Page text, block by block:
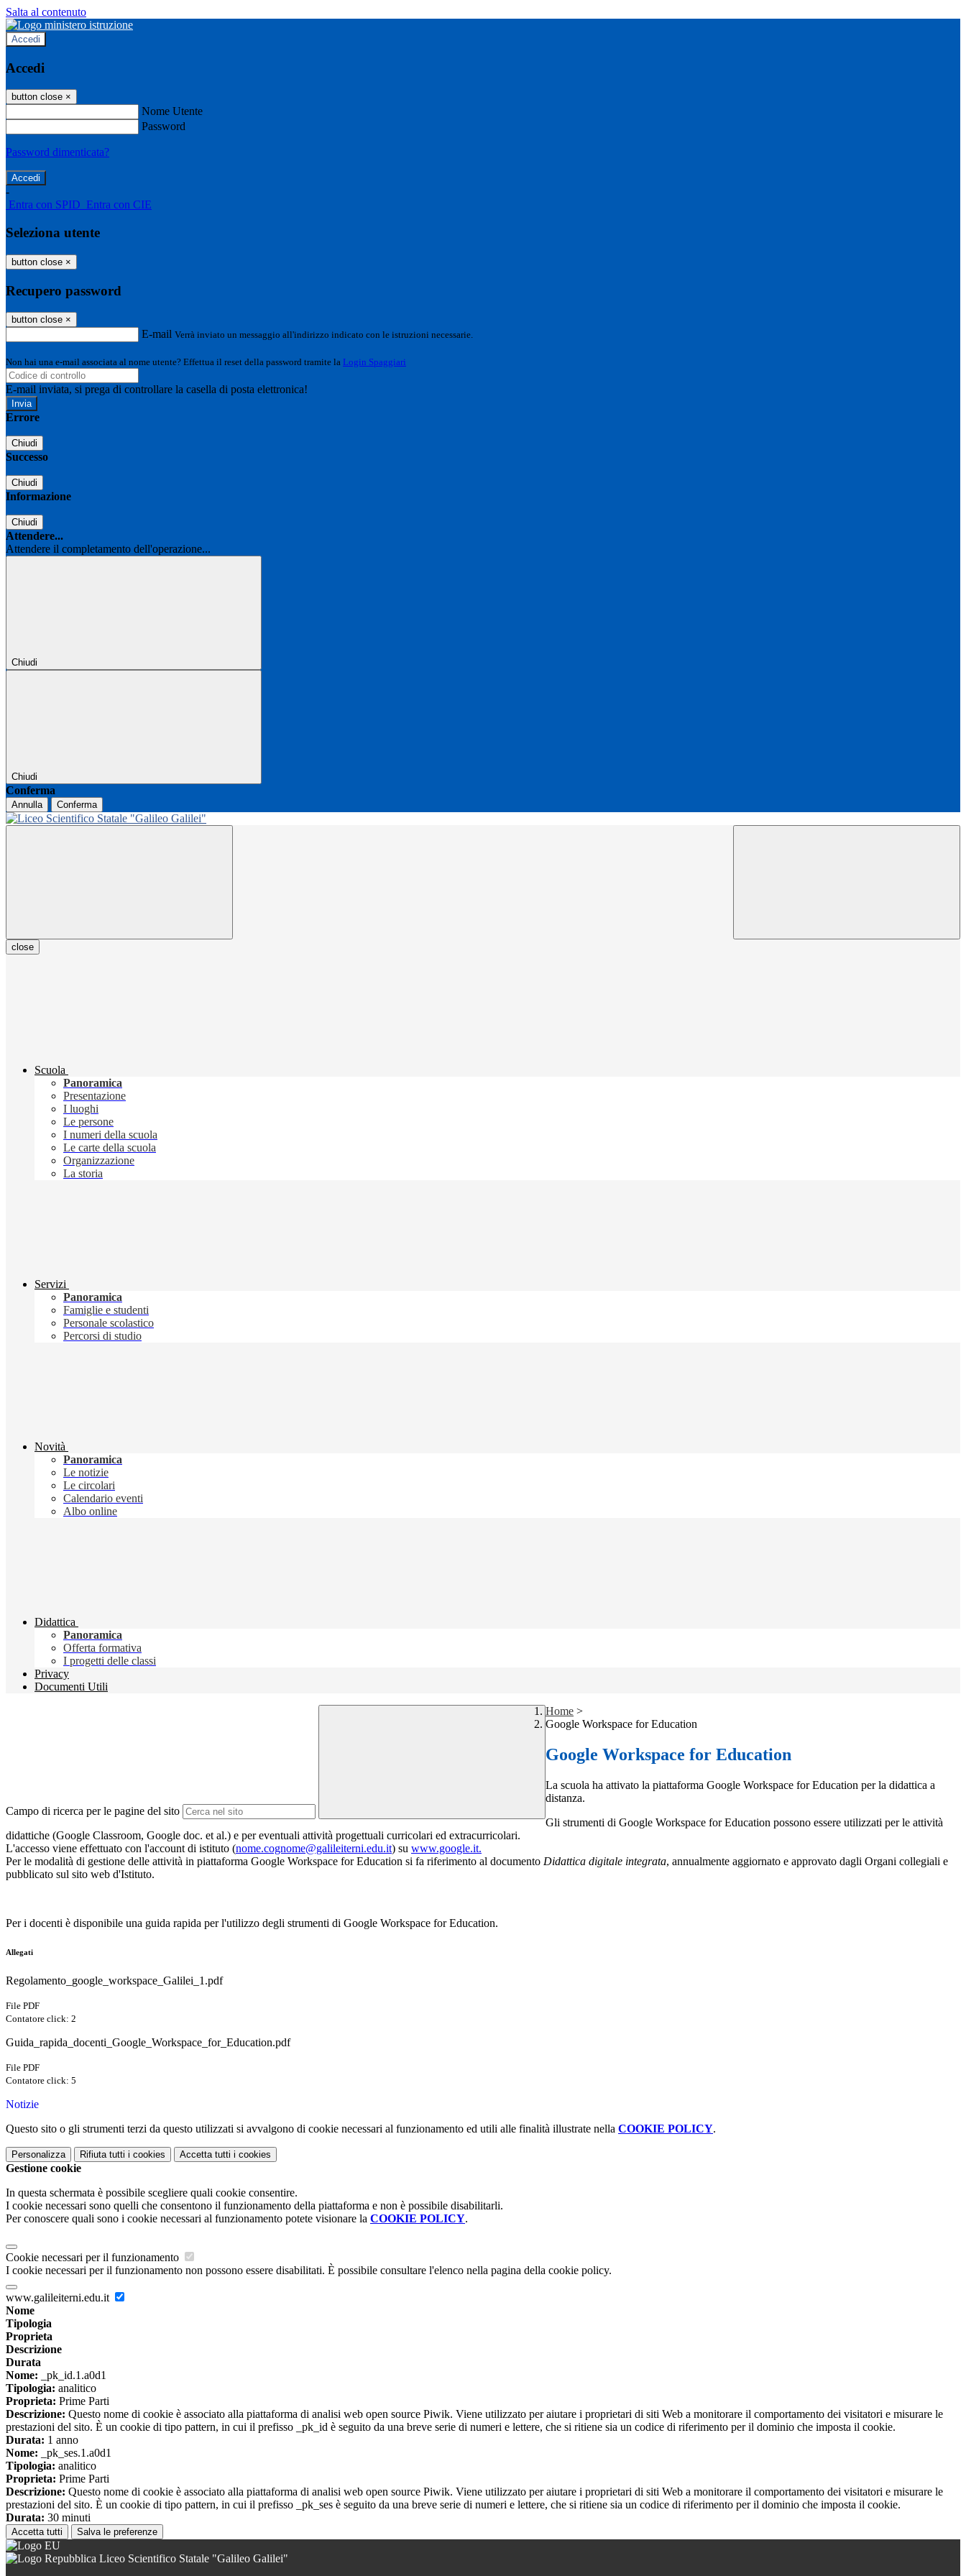
Salta al contenuto
Accedi
Accedi
button close ×
Nome Utente
Password
Password dimenticata?
-
Entra con SPID Entra con CIE
Seleziona utente
button close ×
Recupero password
button close ×
E-mail Verrà inviato un messaggio all'indirizzo indicato con le istruzioni necessarie.
Non hai una e-mail associata al nome utente? Effettua il reset della password tramite la Login Spaggiari
E-mail inviata, si prega di controllare la casella di posta elettronica!
Errore
Chiudi
Successo
Chiudi
Informazione
Chiudi
Attendere...
Attendere il completamento dell'operazione...
Chiudi
Chiudi
Conferma
Annulla Conferma
close
Scuola
Panoramica
Presentazione
I luoghi
Le persone
I numeri della scuola
Le carte della scuola
Organizzazione
La storia
Servizi
Panoramica
Famiglie e studenti
Personale scolastico
Percorsi di studio
Novità
Panoramica
Le notizie
Le circolari
Calendario eventi
Albo online
Didattica
Panoramica
Offerta formativa
I progetti delle classi
Privacy
Documenti Utili
Campo di ricerca per le pagine del sito
Home >
Google Workspace for Education
Google Workspace for Education
La scuola ha attivato la piattaforma Google Workspace for Education per la didattica a
distanza.
Gli strumenti di Google Workspace for Education possono essere utilizzati per le attività
didattiche (Google Classroom, Google doc. et al.) e per eventuali attività progettuali curricolari ed extracurricolari.
L'accesso viene effettuato con l'account di istituto (nome.cognome@galileiterni.edu.it) su www.google.it.
Per le modalità di gestione delle attività in piattaforma Google Workspace for Education si fa riferimento al documento Didattica digitale integrata, annualmente aggiornato e approvato dagli Organi collegiali e
pubblicato sul sito web d'Istituto.
Per i docenti è disponibile una guida rapida per l'utilizzo degli strumenti di Google Workspace for Education.
Allegati
Regolamento_google_workspace_Galilei_1.pdf
File PDF
Contatore click: 2
Guida_rapida_docenti_Google_Workspace_for_Education.pdf
File PDF
Contatore click: 5
Notizie
Questo sito o gli strumenti terzi da questo utilizzati si avvalgono di cookie necessari al funzionamento ed utili alle finalità illustrate nella COOKIE POLICY.
Personalizza Rifiuta tutti i cookies Accetta tutti i cookies
Gestione cookie
In questa schermata è possibile scegliere quali cookie consentire.
I cookie necessari sono quelli che consentono il funzionamento della piattaforma e non è possibile disabilitarli.
Per conoscere quali sono i cookie necessari al funzionamento potete visionare la COOKIE POLICY.
Cookie necessari per il funzionamento
I cookie necessari per il funzionamento non possono essere disabilitati. È possibile consultare l'elenco nella pagina della cookie policy.
www.galileiterni.edu.it
Nome
Tipologia
Proprieta
Descrizione
Durata
Nome: _pk_id.1.a0d1
Tipologia: analitico
Proprieta: Prime Parti
Descrizione: Questo nome di cookie è associato alla piattaforma di analisi web open source Piwik. Viene utilizzato per aiutare i proprietari di siti Web a monitorare il comportamento dei visitatori e misurare le
prestazioni del sito. È un cookie di tipo pattern, in cui il prefisso _pk_id è seguito da una breve serie di numeri e lettere, che si ritiene sia un codice di riferimento per il dominio che imposta il cookie.
Durata: 1 anno
Nome: _pk_ses.1.a0d1
Tipologia: analitico
Proprieta: Prime Parti
Descrizione: Questo nome di cookie è associato alla piattaforma di analisi web open source Piwik. Viene utilizzato per aiutare i proprietari di siti Web a monitorare il comportamento dei visitatori e misurare le
prestazioni del sito. È un cookie di tipo pattern, in cui il prefisso _pk_ses è seguito da una breve serie di numeri e lettere, che si ritiene sia un codice di riferimento per il dominio che imposta il cookie.
Durata: 30 minuti
Accetta tutti Salva le preferenze
Liceo Scientifico Statale "Galileo Galilei"